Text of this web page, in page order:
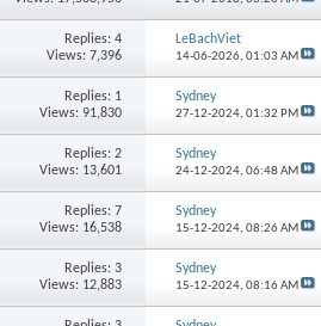
Replies: 4
Views: 7,396
LeBachViet
14-06-2026, 01:03 AM
Replies: 1
Views: 91,830
Sydney
27-12-2024, 01:32 PM
Replies: 2
Views: 13,601
Sydney
24-12-2024, 06:48 AM
Replies: 7
Views: 16,538
Sydney
15-12-2024, 08:26 AM
Replies: 3
Views: 12,883
Sydney
15-12-2024, 08:16 AM